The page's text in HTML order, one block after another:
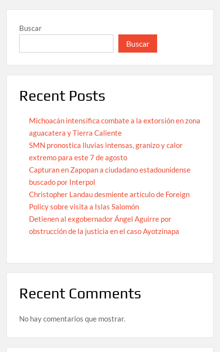
Buscar
Buscar
Recent Posts
Michoacán intensifica combate a la extorsión en zona
aguacatera y Tierra Caliente
SMN pronostica lluvias intensas, granizo y calor
extremo para este 7 de agosto
Capturan en Zapopan a ciudadano estadounidense
buscado por Interpol
Christopher Landau desmiente artículo de Foreign
Policy sobre visita a Islas Salomón
Detienen al exgobernador Ángel Aguirre por
obstrucción de la justicia en el caso Ayotzinapa
Recent Comments
No hay comentarios que mostrar.